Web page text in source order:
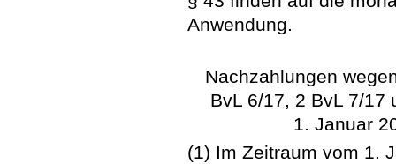
Anwendung.
Nachzahlungen
BvL 6/17, 2 BvL 7/17
1. Januar
(1) Im Zeitraum vom 1.